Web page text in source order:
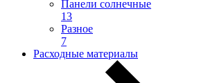
Панели солнечные
13
Разное
7
Расходные материалы